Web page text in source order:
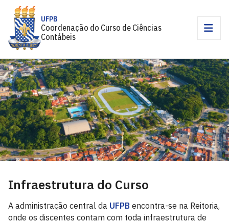
UFPB
Coordenação do Curso de Ciências
Contábeis
Infraestrutura do Curso
A administração central da UFPB encontra-se na Reitoria,
onde os discentes contam com toda infraestrutura de